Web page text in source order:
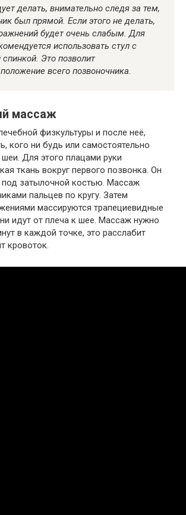
делать, внимательно следя за тем,
был прямой. Если этого не делать,
будет очень слабым. Для
использовать стул с
Это позволит
всего позвоночника.
массаж
физкультуры и после неё,
кого ни будь или самостоятельно
Для этого плацами руки
ткань вокруг первого позвонка. Он
под затылочной костью. Массаж
пальцев по кругу. Затем
массируются трапециевидные
идут от плеча к шее. Массаж нужно
в каждой точке, это расслабит
кровоток.